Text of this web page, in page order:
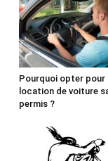
Pourquoi opter pour
location de voiture
permis ?